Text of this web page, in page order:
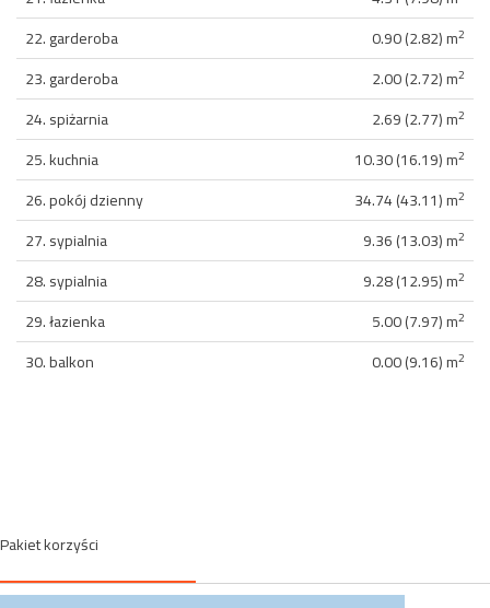
22. garderoba 0.90 (2.82) m2
23. garderoba 2.00 (2.72) m2
24. spiżarnia 2.69 (2.77) m2
25. kuchnia 10.30 (16.19) m2
26. pokój dzienny 34.74 (43.11) m2
27. sypialnia 9.36 (13.03) m2
28. sypialnia 9.28 (12.95) m2
29. łazienka 5.00 (7.97) m2
30. balkon 0.00 (9.16) m2
Pakiet korzyści